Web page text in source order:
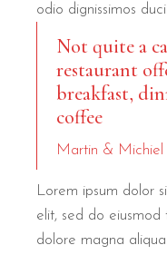
odio dignissimos
Not quite a
restaurant
breakfast,
coffee
Martin & Michiel
Lorem ipsum dolor
elit, sed do
dolore magna